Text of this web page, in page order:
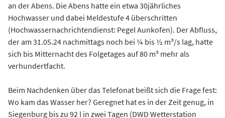
an der Abens. Die Abens hatte ein etwa 30jährliches
Hochwasser und dabei Meldestufe 4 überschritten
(Hochwassernachrichtendienst: Pegel Aunkofen). Der Abfluss,
der am 31.05.24 nachmittags noch bei ¼ bis ½ m³/s lag, hatte
sich bis Mitternacht des Folgetages auf 80 m³ mehr als
verhundertfacht.
Beim Nachdenken über das Telefonat beißt sich die Frage fest:
Wo kam das Wasser her? Geregnet hat es in der Zeit genug, in
Siegenburg bis zu 92 l in zwei Tagen (DWD Wetterstation